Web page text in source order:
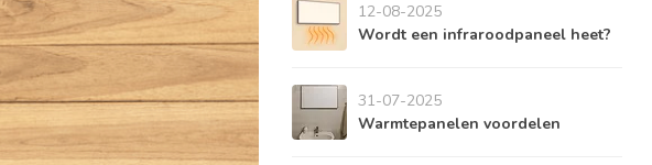
12-08-2025
Wordt een infraroodpaneel heet?
31-07-2025
Warmtepanelen voordelen